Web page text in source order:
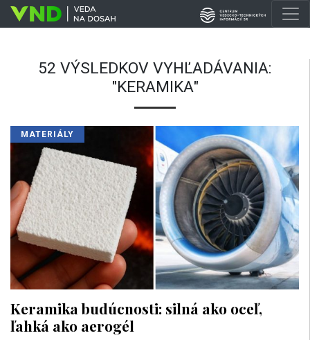
52 VÝSLEDKOV VYHĽADÁVANIA:
"KERAMIKA"
MATERIÁLY
Keramika budúcnosti: silná ako oceľ,
ľahká ako aerogél